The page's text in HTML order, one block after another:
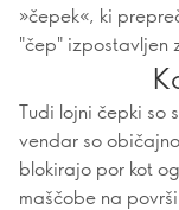
»čepek«, ki
"čep" izpostavljen
Tudi lojni čepki so
vendar so
blokirajo por kot
maščobe na